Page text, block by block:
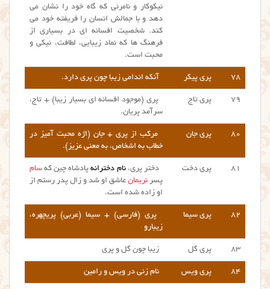
نیکوکار و نامرئی که گاه خود را نشان می
دهد و با جمالش انسان را فریفته خود می
کند. شخصیت افسانه ای در بسیاری از
فرهنگ ها که نماد زیبایی، لطافت، نیکی و
محبت است.
۷۸ پری پیکر آنکه اندامی زیبا چون پری دارد.
۷۹ پری تاج
پری (موجود افسانه ای بسیار زیبا) + تاج،
سرآمد پریان.
۸۰ پری جان
مرکب از پری + جان (اژه محبت آمیز در
خطاب به اشخاص، به معنی عزیز).
۸۱ پری دخت دختر پری،نام دخترانهپادشاه چین که سام
پسر نریمان عاشق او شد و زال پدر رستم از
او زاده شده است.
۸۲ پری سیما
پری (فارسی) + سیما (عربی) پریچهره،
زیبارو
۸۳ پری گل زیبا چون گل و پری
۸۴ پری ویس نام زنی در ویس و رامین